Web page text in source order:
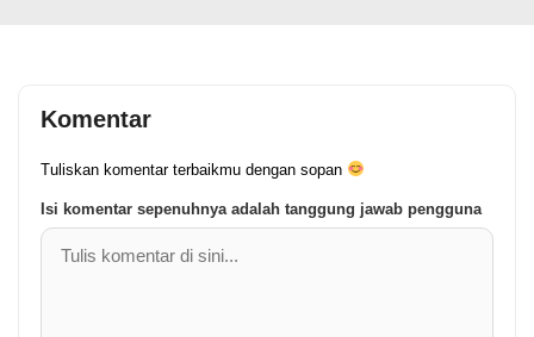
Komentar
Tuliskan komentar terbaikmu dengan sopan
Isi komentar sepenuhnya adalah tanggung jawab pengguna